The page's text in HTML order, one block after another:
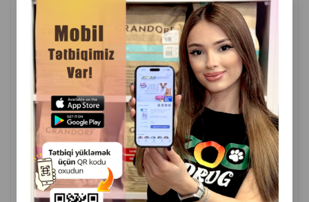
( Отзывы)
Масса Цена
Купить
1 шт
2.50